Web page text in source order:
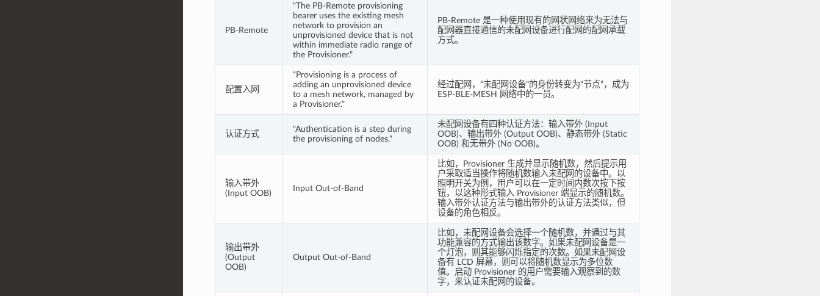
PB-Remote
"The PB-Remote provisioning
bearer uses the existing mesh
network to provision an
unprovisioned device that is not
within immediate radio range of
the Provisioner."
PB-Remote 是一种使用现有的网状网络来为无法与
配网器直接通信的未配网设备进行配网的配网承载
方式。
配置入网
"Provisioning is a process of
adding an unprovisioned device
to a mesh network, managed by
a Provisioner."
经过配网，“未配网设备”的身份转变为“节点”，成为
ESP-BLE-MESH 网络中的一员。
认证方式
"Authentication is a step during
the provisioning of nodes."
未配网设备有四种认证方法：输入带外 (Input
OOB)、输出带外 (Output OOB)、静态带外 (Static
OOB) 和无带外 (No OOB)。
输入带外
(Input OOB)
Input Out-of-Band
比如，Provisioner 生成并显示随机数，然后提示用
户采取适当操作将随机数输入未配网的设备中。以
照明开关为例，用户可以在一定时间内数次按下按
钮，以这种形式输入 Provisioner 端显示的随机数。
输入带外认证方法与输出带外的认证方法类似，但
设备的角色相反。
输出带外
(Output
OOB)
Output Out-of-Band
比如，未配网设备会选择一个随机数，并通过与其
功能兼容的方式输出该数字。如果未配网设备是一
个灯泡，则其能够闪烁指定的次数。如果未配网设
备有 LCD 屏幕，则可以将随机数显示为多位数
值。启动 Provisioner 的用户需要输入观察到的数
字，来认证未配网的设备。